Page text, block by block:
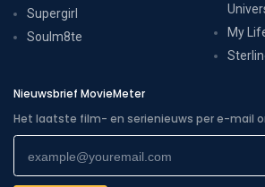
Supergirl
Soulm8te
My
Nieuwsbrief MovieMeter
Het laatste film- en serienieuws per e-mail